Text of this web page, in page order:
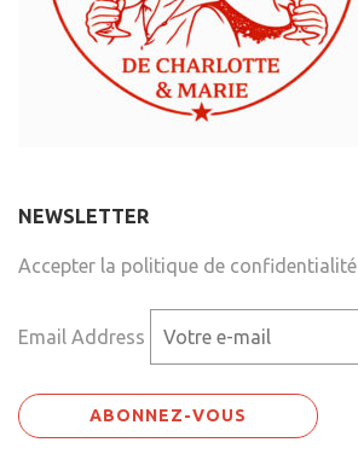
NEWSLETTER
Accepter la politique de confidentialité
Email Address